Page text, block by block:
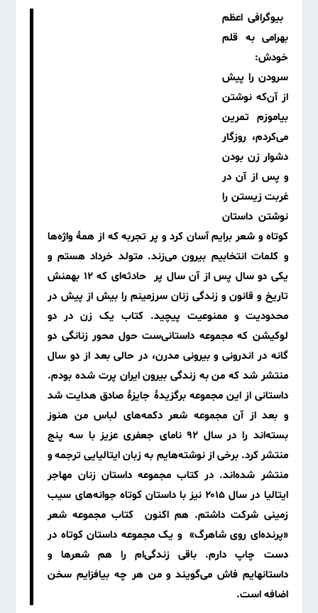
بیوگرافی اعظم
بهرامی به قلم
خودش:
سرودن را پیش
از آن‌که نوشتن
بیاموزم تمرین
می‌کردم، روزگار
دشوار زن بودن
و پس از آن در
غربت زیستن را
نوشتن داستان
کوتاه و شعر برایم آسان کرد و پر تجربه که از همهٔ واژه‌ها
و کلمات انتخابیم بیرون می‌زند. متولد خرداد هستم و
یکی دو سال پس از آن سال پر حادثه‌ای که ۱۲ بهمنش
تاریخ و قانون و زندگی زنان سرزمینم را بیش از پیش در
محدودیت و ممنوعیت پیچید. کتاب یک زن در دو
لوکیشن که مجموعه داستانی‌ست حول محور زنانگی دو
گانه در اندرونی و بیرونی مدرن، در حالی بعد از دو سال
منتشر شد که من به زندگی بیرون ایران پرت شده بودم.
داستانی از این مجموعه برگزیدهٔ جایزهٔ صادق هدایت شد
و بعد از آن مجموعه شعر دکمه‌های لباس من هنوز
بسته‌اند را در سال ۹۲ نامای جعفری عزیز با سه پنج
منتشر کرد. برخی از نوشته‌هایم به زبان ایتالیایی ترجمه و
منتشر شده‌اند. در کتاب مجموعه داستان زنان مهاجر
ایتالیا در سال ۲۰۱۵ نیز با داستان کوتاه جوانه‌های سیب
زمینی شرکت داشتم. هم اکنون کتاب مجموعه شعر
«پرنده‌ای روی شاهرگ» و یک مجموعه داستان کوتاه در
دست چاپ دارم. باقی زندگی‌ام را هم شعرها و
داستانهایم فاش می‌گویند و من هر چه بیافزایم سخن
اضافه است.